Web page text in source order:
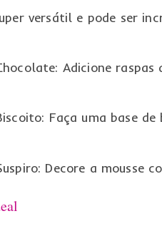
versátil e pode ser
Adicione
Faça uma base
Decore a mousse